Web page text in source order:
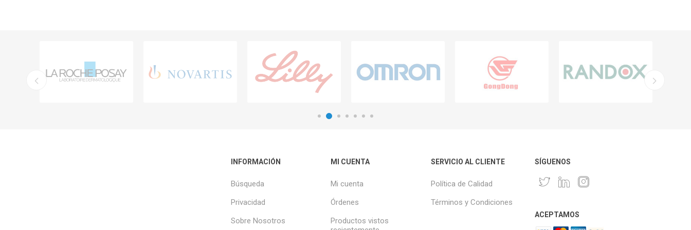
INFORMACIÓN
Búsqueda
Privacidad
Sobre Nosotros
MI CUENTA
Mi cuenta
Órdenes
Productos vistos
SERVICIO AL CLIENTE
Política de Calidad
Términos y Condiciones
SÍGUENOS
ACEPTAMOS